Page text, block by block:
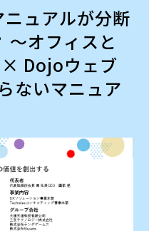
ュアルが分断
～オフィスと
Dojoウェブ
ないマニュア